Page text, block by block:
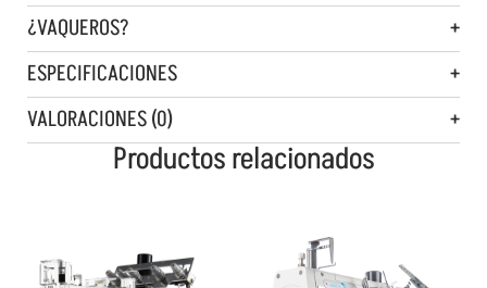
¿VAQUEROS?
ESPECIFICACIONES
VALORACIONES (0)
Productos relacionados